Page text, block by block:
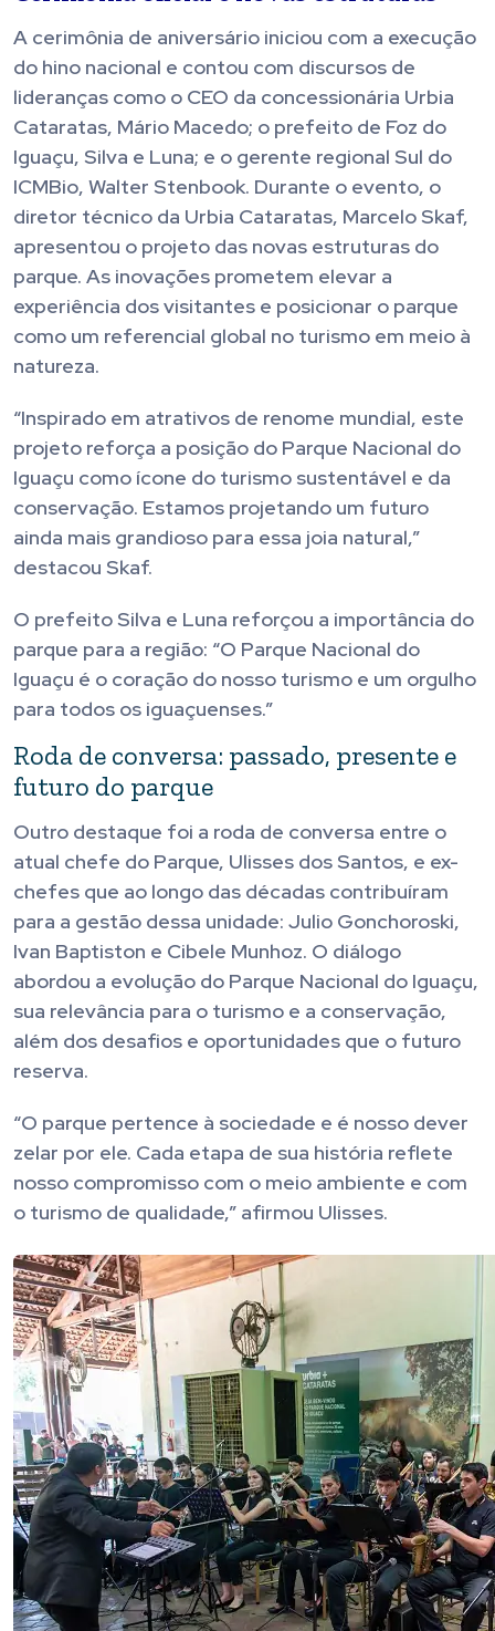
A cerimônia de aniversário iniciou com a execução
do hino nacional e contou com discursos de
lideranças como o CEO da concessionária Urbia
Cataratas, Mário Macedo; o prefeito de Foz do
Iguaçu, Silva e Luna; e o gerente regional Sul do
ICMBio, Walter Stenbook. Durante o evento, o
diretor técnico da Urbia Cataratas, Marcelo Skaf,
apresentou o projeto das novas estruturas do
parque. As inovações prometem elevar a
experiência dos visitantes e posicionar o parque
como um referencial global no turismo em meio à
natureza.
“Inspirado em atrativos de renome mundial, este
projeto reforça a posição do Parque Nacional do
Iguaçu como ícone do turismo sustentável e da
conservação. Estamos projetando um futuro
ainda mais grandioso para essa joia natural,”
destacou Skaf.
O prefeito Silva e Luna reforçou a importância do
parque para a região: “O Parque Nacional do
Iguaçu é o coração do nosso turismo e um orgulho
para todos os iguaçuenses.”
Roda de conversa: passado, presente e
futuro do parque
Outro destaque foi a roda de conversa entre o
atual chefe do Parque, Ulisses dos Santos, e ex-
chefes que ao longo das décadas contribuíram
para a gestão dessa unidade: Julio Gonchoroski,
Ivan Baptiston e Cibele Munhoz. O diálogo
abordou a evolução do Parque Nacional do Iguaçu,
sua relevância para o turismo e a conservação,
além dos desafios e oportunidades que o futuro
reserva.
“O parque pertence à sociedade e é nosso dever
zelar por ele. Cada etapa de sua história reflete
nosso compromisso com o meio ambiente e com
o turismo de qualidade,” afirmou Ulisses.